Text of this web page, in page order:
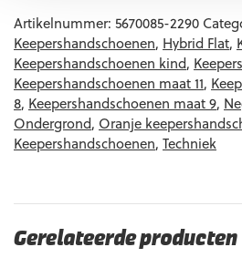
4060485646083
Maat:
4060485646090
4060485646106
Maat:
4060485646113
Maat:
4060485646120
Maat:
4060485646137
Maat: 11
Artikelnummer: 5670085-2290
Keepershandschoenen, Hybrid Flat,
Keepershandschoenen kind,
Keepershandschoenen maat 11,
8, Keepershandschoenen maat 9,
Ondergrond, Oranje
Keepershandschoenen, Techniek
Gerelateerde producten